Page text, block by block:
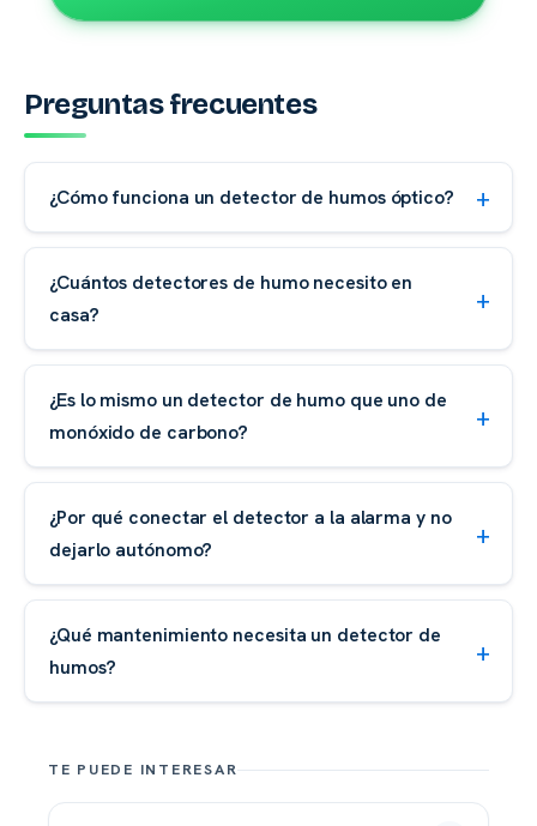
Preguntas frecuentes
¿Cómo funciona un detector de humos óptico?
¿Cuántos detectores de humo necesito en
casa?
¿Es lo mismo un detector de humo que uno de
monóxido de carbono?
¿Por qué conectar el detector a la alarma y no
dejarlo autónomo?
¿Qué mantenimiento necesita un detector de
humos?
TE PUEDE INTERESAR